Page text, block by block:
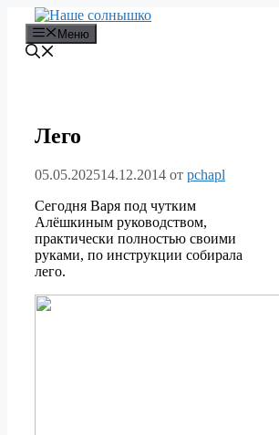
Перейти
содержимому
Меню
Лего
05.05.202514.12.2014 от pchapl
Сегодня Варя под чутким
Алёшкиным руководством,
практически полностью своими
руками, по инструкции собирала
лего.